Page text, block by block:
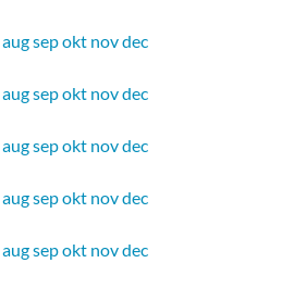
augsepokt novdec
augsepokt novdec
augsepokt novdec
augsepokt novdec
augsepokt novdec